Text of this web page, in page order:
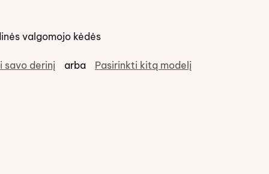
valgomojo kėdės
savo derinį arba Pasirinkti kitą modelį